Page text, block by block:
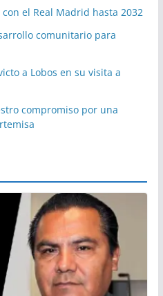
el Real Madrid hasta 2032
comunitario para
a Lobos en su visita a
compromiso por una